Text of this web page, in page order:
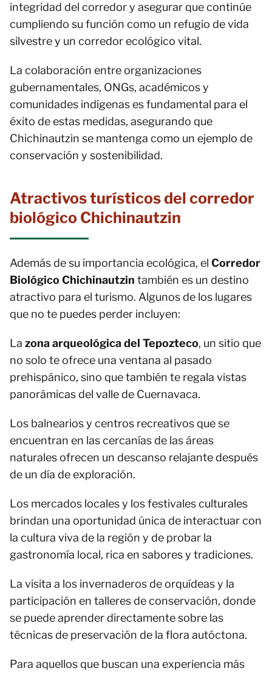
integridad del corredor y asegurar que continúe
cumpliendo su función como un refugio de vida
silvestre y un corredor ecológico vital.
La colaboración entre organizaciones
gubernamentales, ONGs, académicos y
comunidades indígenas es fundamental para el
éxito de estas medidas, asegurando que
Chichinautzin se mantenga como un ejemplo de
conservación y sostenibilidad.
Atractivos turísticos del corredor
biológico Chichinautzin
Además de su importancia ecológica, el Corredor
Biológico Chichinautzin también es un destino
atractivo para el turismo. Algunos de los lugares
que no te puedes perder incluyen:
La zona arqueológica del Tepozteco, un sitio que
no solo te ofrece una ventana al pasado
prehispánico, sino que también te regala vistas
panorámicas del valle de Cuernavaca.
Los balnearios y centros recreativos que se
encuentran en las cercanías de las áreas
naturales ofrecen un descanso relajante después
de un día de exploración.
Los mercados locales y los festivales culturales
brindan una oportunidad única de interactuar con
la cultura viva de la región y de probar la
gastronomía local, rica en sabores y tradiciones.
La visita a los invernaderos de orquídeas y la
participación en talleres de conservación, donde
se puede aprender directamente sobre las
técnicas de preservación de la flora autóctona.
Para aquellos que buscan una experiencia más